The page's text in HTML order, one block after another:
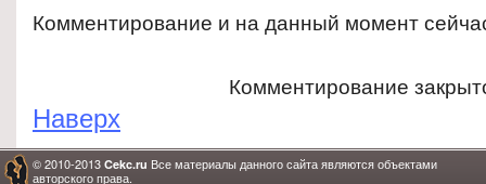
Комментирование и на данный момент
Комментирование
Наверх
© 2010-2013 Cekc.ru Все материалы данного сайта являются объектами
авторского права.